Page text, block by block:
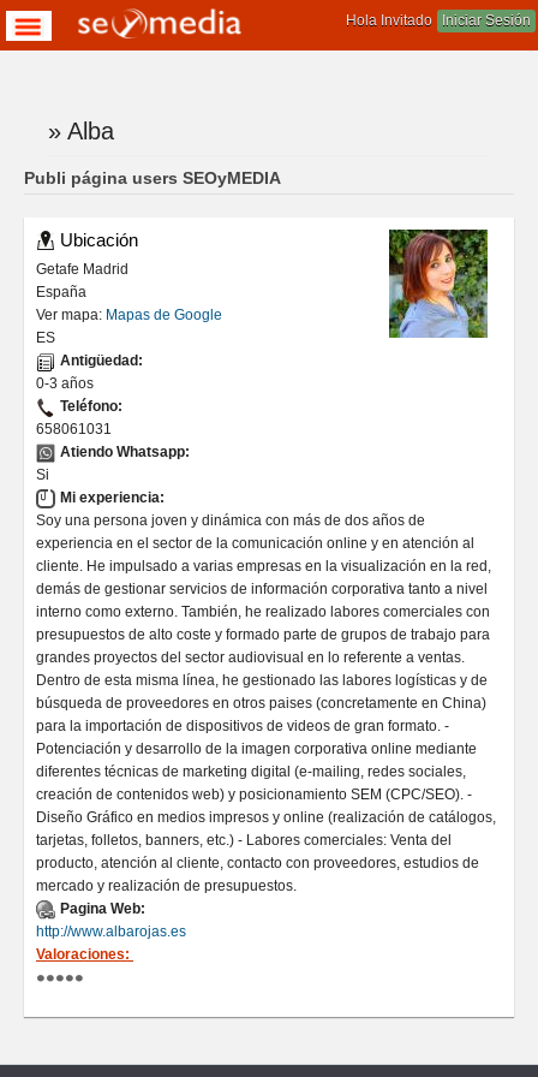
Iniciar Sesión
Hola Invitado
Te encuentras aqui
» Alba
Publi página users SEOyMEDIA
Ubicación
Getafe Madrid
España
Ver mapa: Mapas de Google
ES
Antigüedad:
0-3 años
Teléfono:
658061031
Atiendo Whatsapp:
Si
Mi experiencia:
Soy una persona joven y dinámica con más de dos años de
experiencia en el sector de la comunicación online y en atención al
cliente. He impulsado a varias empresas en la visualización en la red,
demás de gestionar servicios de información corporativa tanto a nivel
interno como externo. También, he realizado labores comerciales con
presupuestos de alto coste y formado parte de grupos de trabajo para
grandes proyectos del sector audiovisual en lo referente a ventas.
Dentro de esta misma línea, he gestionado las labores logísticas y de
búsqueda de proveedores en otros paises (concretamente en China)
para la importación de dispositivos de videos de gran formato. -
Potenciación y desarrollo de la imagen corporativa online mediante
diferentes técnicas de marketing digital (e-mailing, redes sociales,
creación de contenidos web) y posicionamiento SEM (CPC/SEO). -
Diseño Gráfico en medios impresos y online (realización de catálogos,
tarjetas, folletos, banners, etc.) - Labores comerciales: Venta del
producto, atención al cliente, contacto con proveedores, estudios de
mercado y realización de presupuestos.
Pagina Web:
http://www.albarojas.es
Valoraciones: